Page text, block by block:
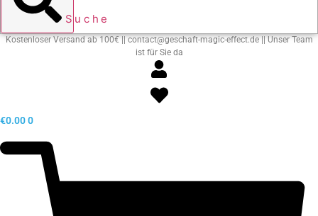
Suche
Kostenloser Versand ab 100€ || contact@geschaft-magic-effect.de || Unser Team
ist für Sie da
€0.000